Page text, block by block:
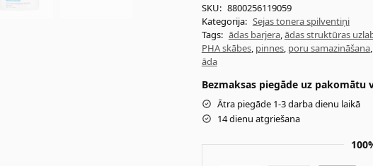
SKU: 8800256119059
Kategorija: Sejas tonera spilventiņi
Tags: ādas barjera,ādas struktūras
PHA skābes, pinnes, poru samazināšana,
āda
Bezmaksas piegāde uz pakomātu
Ātra piegāde 1-3 darba dienu laikā
14 dienu atgriešana